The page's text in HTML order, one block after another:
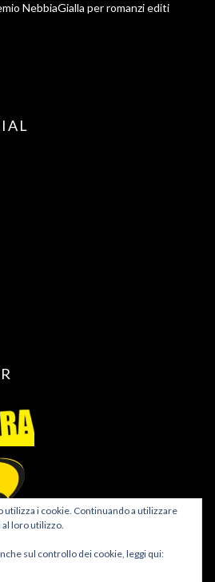
NebbiaGialla per romanzi editi
utilizza i cookie. Continuando a utilizzare
loro utilizzo.
sul controllo dei cookie, leggi qui: